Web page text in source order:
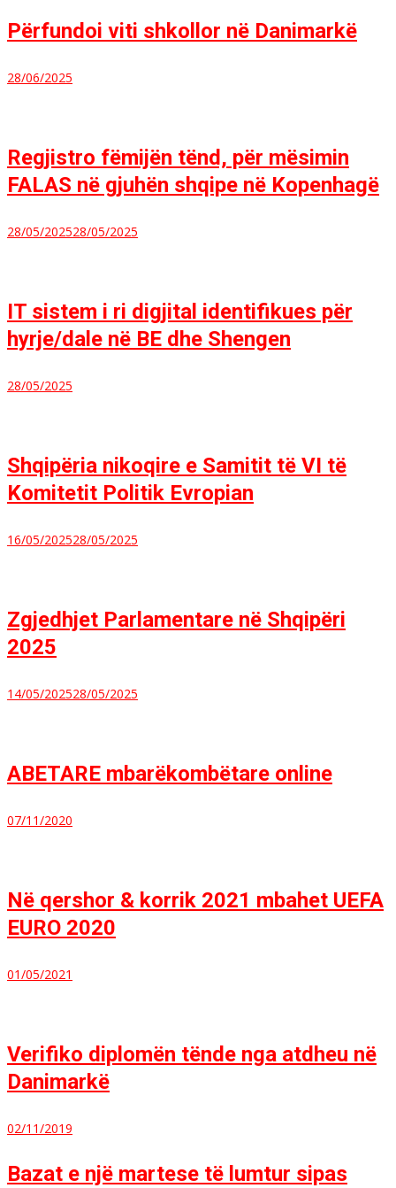
Përfundoi viti shkollor në Danimarkë
28/06/2025
Regjistro fëmijën tënd, për mësimin
FALAS në gjuhën shqipe në Kopenhagë
28/05/202528/05/2025
IT sistem i ri digjital identifikues për
hyrje/dale në BE dhe Shengen
28/05/2025
Shqipëria nikoqire e Samitit të VI të
Komitetit Politik Evropian
16/05/202528/05/2025
Zgjedhjet Parlamentare në Shqipëri
2025
14/05/202528/05/2025
ABETARE mbarëkombëtare online
07/11/2020
Në qershor & korrik 2021 mbahet UEFA
EURO 2020
01/05/2021
Verifiko diplomën tënde nga atdheu në
Danimarkë
02/11/2019
Bazat e një martese të lumtur sipas